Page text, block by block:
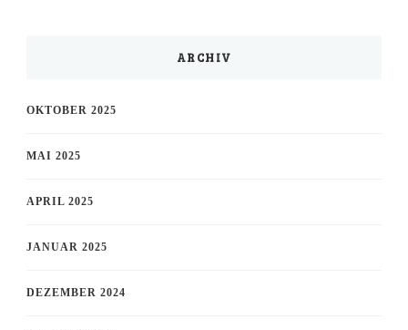
ARCHIV
OKTOBER 2025
MAI 2025
APRIL 2025
JANUAR 2025
DEZEMBER 2024